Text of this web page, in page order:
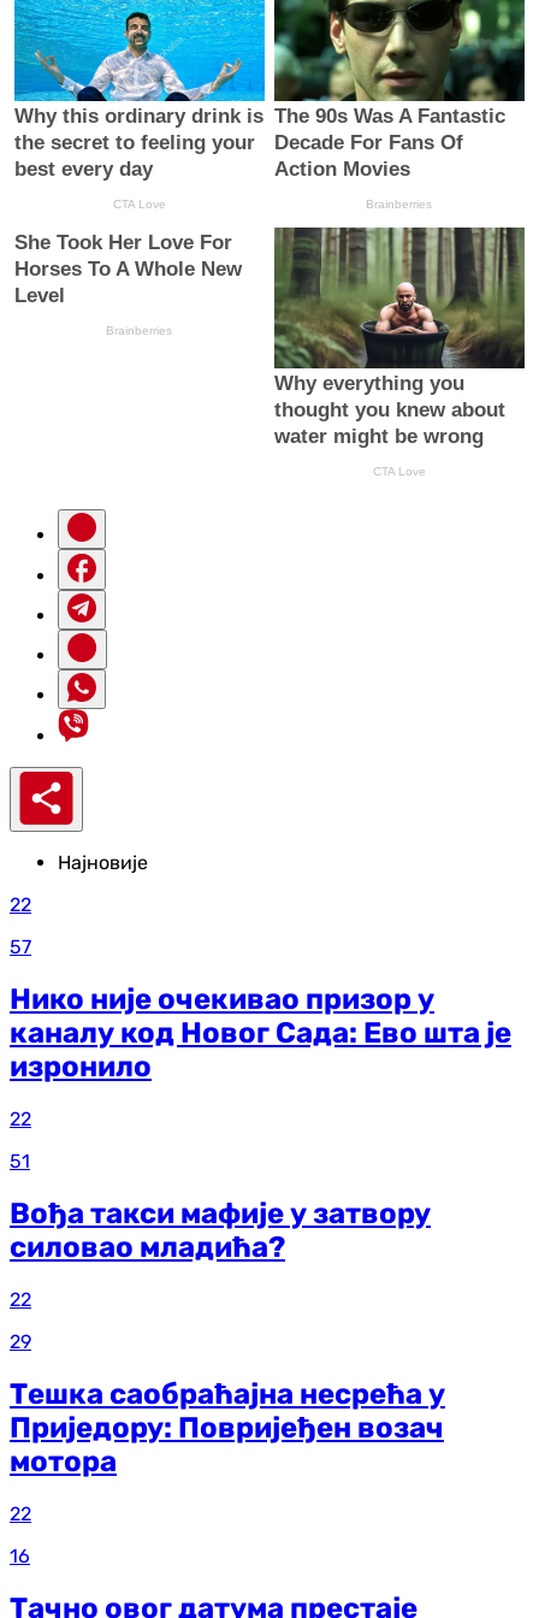
Најновије
22
57
Нико није очекивао призор у
каналу код Новог Сада: Ево шта је
изронило
22
51
Вођа такси мафије у затвору
силовао младића?
22
29
Тешка саобраћајна несрећа у
Приједору: Повријеђен возач
мотора
22
16
Тачно овог датума престаје